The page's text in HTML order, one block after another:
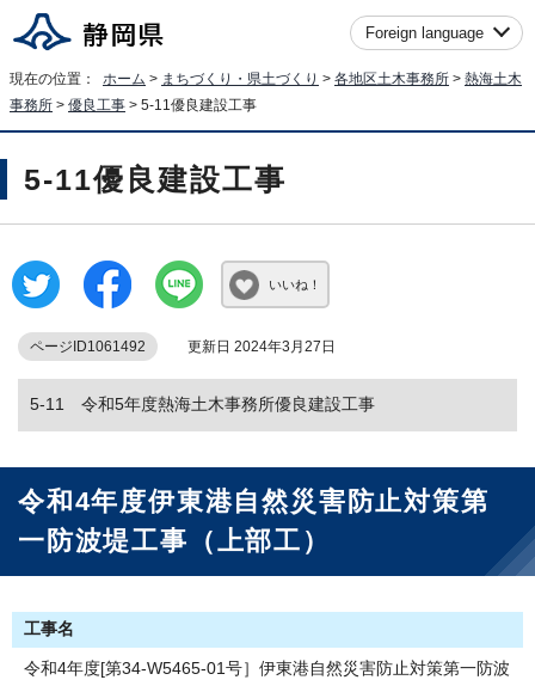
Foreign language
現在の位置： ホーム > まちづくり・県土づくり > 各地区土木事務所 > 熱海土木
事務所 > 優良工事 > 5-11優良建設工事
5-11優良建設工事
いいね！
ページID1061492 更新日 2024年3月27日
5-11 令和5年度熱海土木事務所優良建設工事
令和4年度伊東港自然災害防止対策第
一防波堤工事（上部工）
工事名
令和4年度[第34-W5465-01号］伊東港自然災害防止対策第一防波